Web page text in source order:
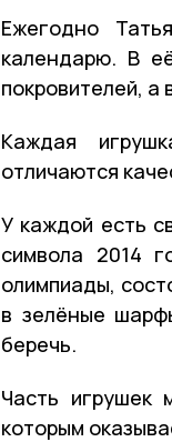
Ежегодно
календарю. В
покровителей, а
Каждая
отличаются
У каждой есть
символа 2014
олимпиады,
в зелёные
беречь.
Часть игрушек
которым